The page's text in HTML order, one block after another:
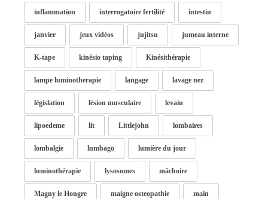
inflammation interrogatoire fertilité intestin
janvier jeux vidéos jujitsu jumeau interne
K-tape kinésio taping Kinésithérapie
lampe luminotherapie langage lavage nez
législation lésion musculaire levain
lipoedeme lit Littlejohn lombaires
lombalgie lumbago lumière du jour
luminothérapie lysosomes mâchoire
Magny le Hongre maigne osteopathie main